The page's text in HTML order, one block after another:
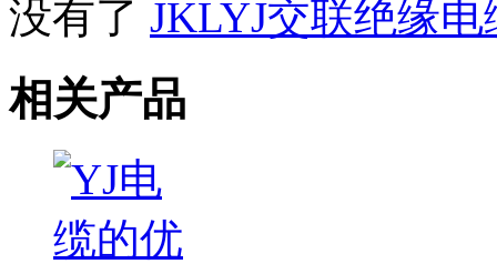
没有了 JKLYJ交联绝缘电
相关产品